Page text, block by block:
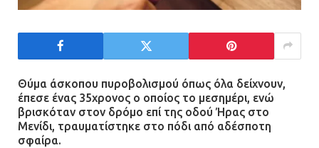
Θύμα άσκοπου πυροβολισμού όπως όλα δείχνουν,
έπεσε ένας 35χρονος ο οποίος το μεσημέρι, ενώ
βρισκόταν στον δρόμο επί της οδού Ήρας στο
Μενίδι, τραυματίστηκε στο πόδι από αδέσποτη
σφαίρα.